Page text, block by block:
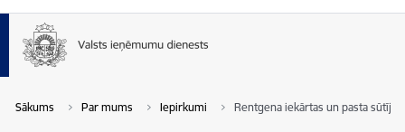
Sākums Par mums Iepirkumi Rentgena iekārtas un pasta